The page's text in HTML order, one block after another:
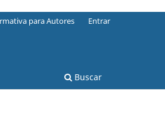
Buscar
para Autores Entrar